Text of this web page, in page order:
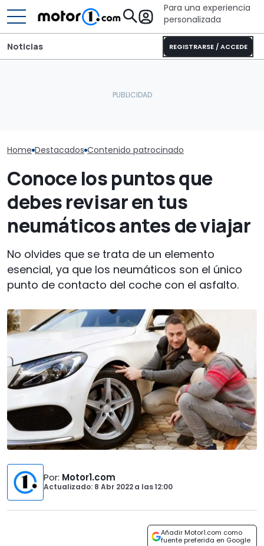
Para una experiencia
personalizada
REGISTRARSE / ACCEDE
Noticias
Home Destacados Contenido patrocinado
Conoce los puntos que
debes revisar en tus
neumáticos antes de viajar
No olvides que se trata de un elemento
esencial, ya que los neumáticos son el único
punto de contacto del coche con el asfalto.
Por: Motor1.com
Actualizado: 8 Abr 2022a las12:00
Añadir Motor1.com como
fuente preferida en Google